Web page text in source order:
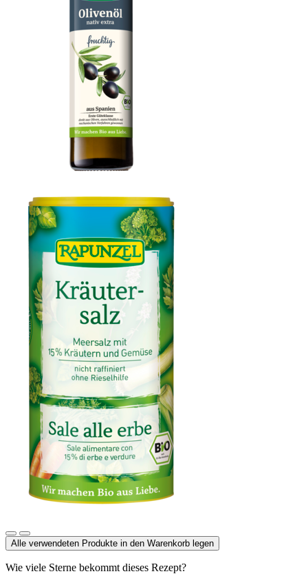
Alle verwendeten Produkte in den Warenkorb legen
Wie viele Sterne bekommt dieses Rezept?